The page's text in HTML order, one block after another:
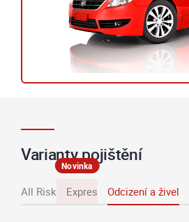
Varianty pojištění
All Risk
Novinka
Expres Odcizení a živel